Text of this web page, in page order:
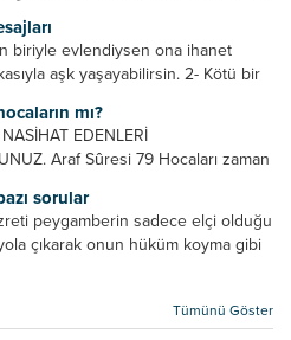
dövmedi, azarlamadı ve bana
ne ondan önce...
biriyle evlendiysen ona ihanet
aşk yaşayabilirsin. 2- Kötü bir
evlendiyse onların
4- Hiçbir dizide...
mı?
EDENLERİ
Araf Sûresi 79 Hocaları zaman
bazen açık bazen gizli
Örneğin hocalarda
hususları sıralar ve...
sorular
peygamberin sadece elçi olduğu
çıkarak onun hüküm koyma gibi
makam adına teşri yapamaz. Sadece
manasından...
Tümünü Göster